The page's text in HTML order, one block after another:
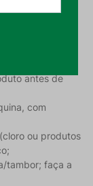
sua Manta
antes de
com
ou produtos
tambor; faça a